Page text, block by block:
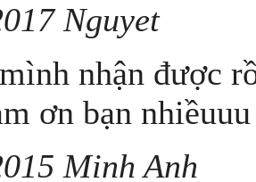
Nguyet
nhận được
ơn bạn nhiềuuu
Minh Anh